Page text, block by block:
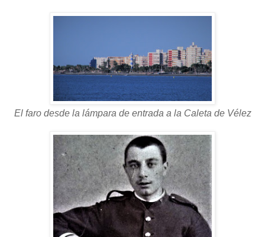
El faro desde la lámpara de entrada a la Caleta de Vélez